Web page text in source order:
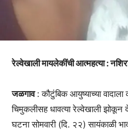
रेल्वेखाली मायलेकींची आत्महत्या :
जळगाव: कौटुंबिक आयुष्याच्या वादाला
चिमुकलीसह धावत्या रेल्वेखाली झोकून
घटना सोमवारी (दि. २२) सायंकाळी